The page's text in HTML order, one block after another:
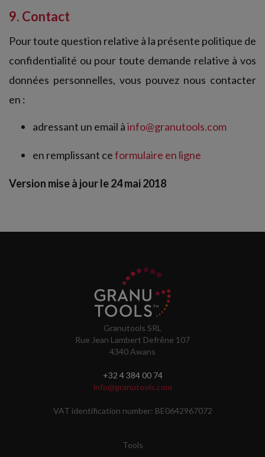
9. Contact
Pour toute question relative à la présente politique de
confidentialité ou pour toute demande relative à vos
données personnelles, vous pouvez nous contacter
en :
adressant un email àinfo@granutools.com
en remplissant ceformulaire en ligne
Version mise à jour le 24 mai 2018
Granutools SRL
Rue Jean Lambert Defrêne 107
4340 Awans
+32 4 384 00 74
info@granutools.com
VAT identification number: BE0642967072
Tools